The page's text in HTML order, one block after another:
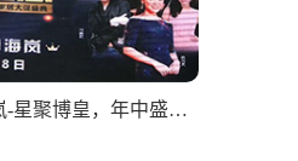
贵妃驾到●向海岚-星聚博皇，年中盛惠！